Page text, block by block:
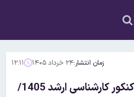
زمان انتشار:۲۴ خرداد ۱۴۰۵ ۱۲:۱۱
تغییر زمان برگزاری کنکور کارشناسی ارشد 1405/